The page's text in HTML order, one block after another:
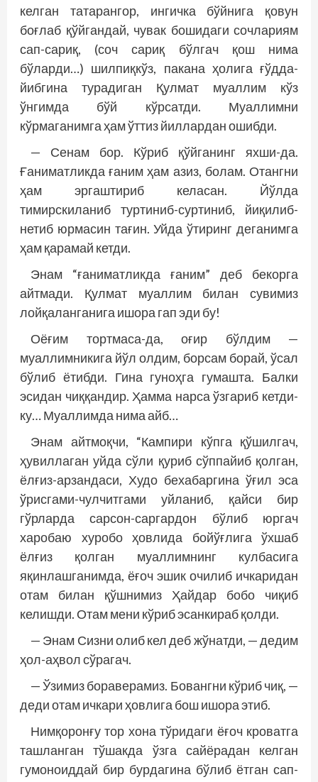
келган татарангор, ингичка бўйнига қовун
боғлаб қўйгандай, чувак бошидаги сочлариям
сап-сариқ, (соч сариқ бўлгач қош нима
бўларди…) шилпиқкўз, пакана ҳолига ғўдда­
йибгина турадиган Қулмат муаллим кўз
ўнгимда бўй кўрсатди. Муаллимни
кўрмаганимга ҳам ўттиз йиллардан ошибди.
— Сенам бор. Кўриб қўйганинг яхши-да.
Ғаниматликда ғаним ҳам азиз, болам. Отангни
ҳам эргаштириб келасан. Йўлда
тимирскиланиб туртиниб-суртиниб, йиқилиб-
нетиб юрмасин тағин. Уйда ўтиринг деганимга
ҳам қарамай кетди.
Энам “ғаниматликда ғаним” деб бекорга
айтмади. Қулмат муаллим билан сувимиз
лойқаланганига ишора гап эди бу!
Оёғим тортмаса-да, оғир бўлдим —
муаллимникига йўл олдим, борсам борай, ўсал
бўлиб ётибди. Гина гуноҳга гумашта. Балки
эсидан чиққандир. Ҳамма нарса ўзгариб кетди-
ку… Муаллимда нима айб…
Энам айтмоқчи, “Кампири кўпга қўшилгач,
ҳувиллаган уйда сўли қуриб сўппайиб қолган,
ёлғиз-арзандаси, Худо бехабаргина ўғил эса
ўрисгами-чулчитгами уйланиб, қайси бир
гўрларда сарсон-саргардон бўлиб юргач
харобаю хуробо ҳовлида бойўғлига ўхшаб
ёлғиз қолган муаллимнинг кулбасига
яқинлашганимда, ёғоч эшик очилиб ичкаридан
отам билан қўшнимиз Ҳайдар бобо чиқиб
келишди. Отам мени кўриб эсанкираб қолди.
— Энам Сизни олиб кел деб жўнатди, — дедим
ҳол-аҳвол сўрагач.
— Ўзимиз бораверамиз. Бовангни кўриб чиқ, —
деди отам ичкари ҳовлига бош ишора этиб.
Нимқоронғу тор хона тўридаги ёғоч кроватга
ташланган тўшакда ўзга сайёрадан келган
гумоноиддай бир бурдагина бўлиб ётган сап-